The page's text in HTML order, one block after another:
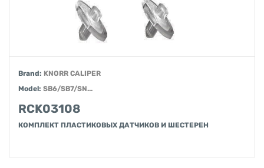
Brand: KNORR CALIPER
Model: SB6/SB7/SN...
RCK03108
КОМПЛЕКТ ПЛАСТИКОВЫХ ДАТЧИКОВ И ШЕСТЕРЕН